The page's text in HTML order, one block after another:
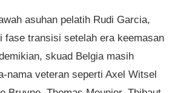
asuhan pelatih Rudi Garcia,
fase transisi setelah era keemasan
skuad Belgia masih
nama veteran seperti Axel Witsel